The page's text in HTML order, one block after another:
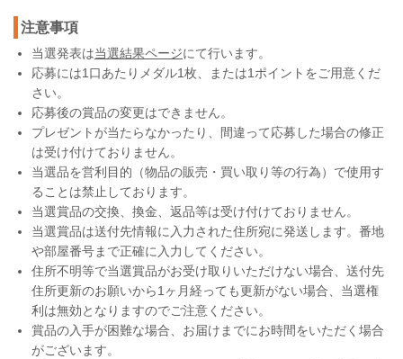
注意事項
当選発表は当選結果ページにて行います。
応募には1口あたりメダル1枚、または1ポイントをご用意くだ
さい。
応募後の賞品の変更はできません。
プレゼントが当たらなかったり、間違って応募した場合の修正
は受け付けておりません。
当選品を営利目的（物品の販売・買い取り等の行為）で使用す
ることは禁止しております。
当選賞品の交換、換金、返品等は受け付けておりません。
当選賞品は送付先情報に入力された住所宛に発送します。番地
や部屋番号まで正確に入力してください。
住所不明等で当選賞品がお受け取りいただけない場合、送付先
住所更新のお願いから1ヶ月経っても更新がない場合、当選権
利は無効となりますのでご注意ください。
賞品の入手が困難な場合、お届けまでにお時間をいただく場合
がございます。